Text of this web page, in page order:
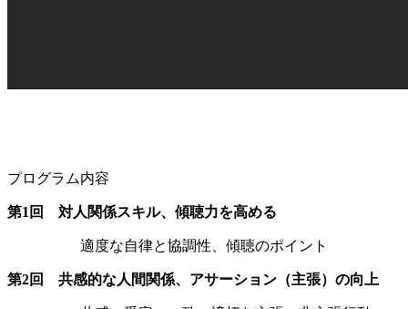
プログラム内容
第1回 対人関係スキル、傾聴力を高める
適度な自律と協調性、傾聴のポイント
第2回 共感的な人間関係、アサーション（主張）の向上